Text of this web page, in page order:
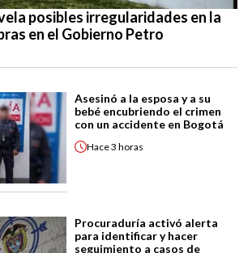
posibles irregularidades en la
en el Gobierno Petro
Asesinó a la esposa y a su
bebé encubriendo el crimen
con un accidente en Bogotá
Hace3 horas
Procuraduría activó alerta
para identificar y hacer
seguimiento a casos de